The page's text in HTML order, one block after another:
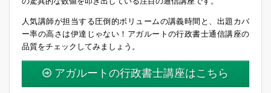
人気講師が担当する圧倒的ボリュームの講義時間と、出題カバ
ー率の高さは伊達じゃない！アガルートの行政書士通信講座の
品質をチェックしてみましょう。
アガルートの行政書士講座はこちら